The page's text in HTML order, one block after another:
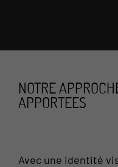
NOTRE
APPORTEES
Avec une identité